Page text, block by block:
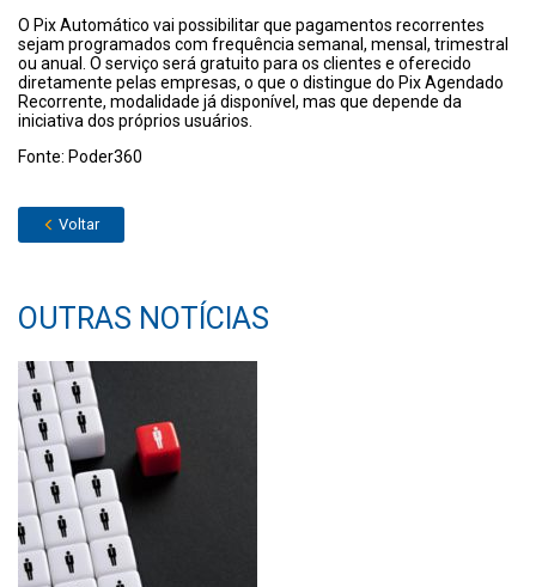
O Pix Automático vai possibilitar que pagamentos recorrentes
sejam programados com frequência semanal, mensal, trimestral
ou anual. O serviço será gratuito para os clientes e oferecido
diretamente pelas empresas, o que o distingue do Pix Agendado
Recorrente, modalidade já disponível, mas que depende da
iniciativa dos próprios usuários.
Fonte: Poder360
Voltar
OUTRAS NOTÍCIAS